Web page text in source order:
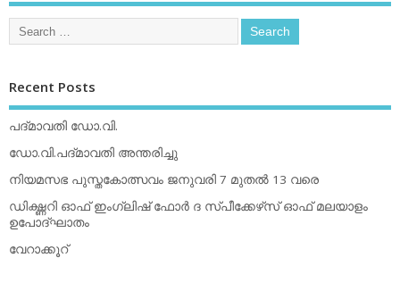
Recent Posts
പദ്മാവതി ഡോ.വി.
ഡോ.വി.പദ്മാവതി അന്തരിച്ചു
നിയമസഭ പുസ്തകോത്സവം ജനുവരി 7 മുതല്‍ 13 വരെ
ഡിക്ഷ്ണറി ഓഫ് ഇംഗ്ലിഷ് ഫോര്‍ ദ സ്പീക്കേഴ്‌സ് ഓഫ് മലയാളം
ഉപോദ്ഘാതം
വേറാക്കൂറ്